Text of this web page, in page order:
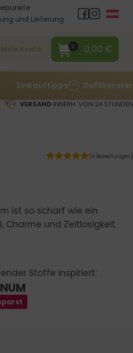
und Lieferung
0 0,00 €
Einkauftipps Duftberater
VERSAND INNERH. VON 24 STUNDEN
(4 Bewertungen)
ist so scharf wie ein
Charme und Zeitlosigkeit.
Stoffe inspiriert: